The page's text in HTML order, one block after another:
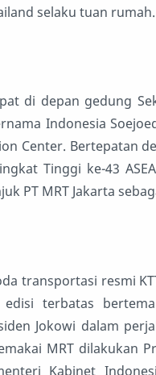
selaku tuan rumah.
di depan gedung
Indonesia
Center. Bertepatan
Tinggi ke-43
PT MRT Jakarta
transportasi resmi
terbatas bertema
Jokowi dalam
MRT dilakukan
Kabinet